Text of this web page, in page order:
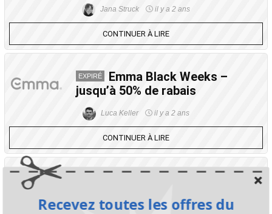
Jana Struck il y a 2 ans
CONTINUER À LIRE
EXPIRÉ
Emma Black Weeks –
jusqu’à 50% de rabais
Luca Keller il y a 2 ans
CONTINUER À LIRE
Recevez toutes les offres du